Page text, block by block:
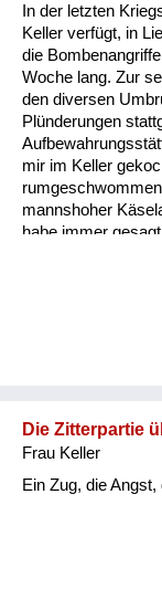
In der letzten
Keller verfügt, in
die
Woche lang. Zur
den diversen
Plünderungen
mir im Keller
mannshoher
habe immer
Lieferungen
unter der
Die Zitterpartie
Frau Keller
Ein Zug, die